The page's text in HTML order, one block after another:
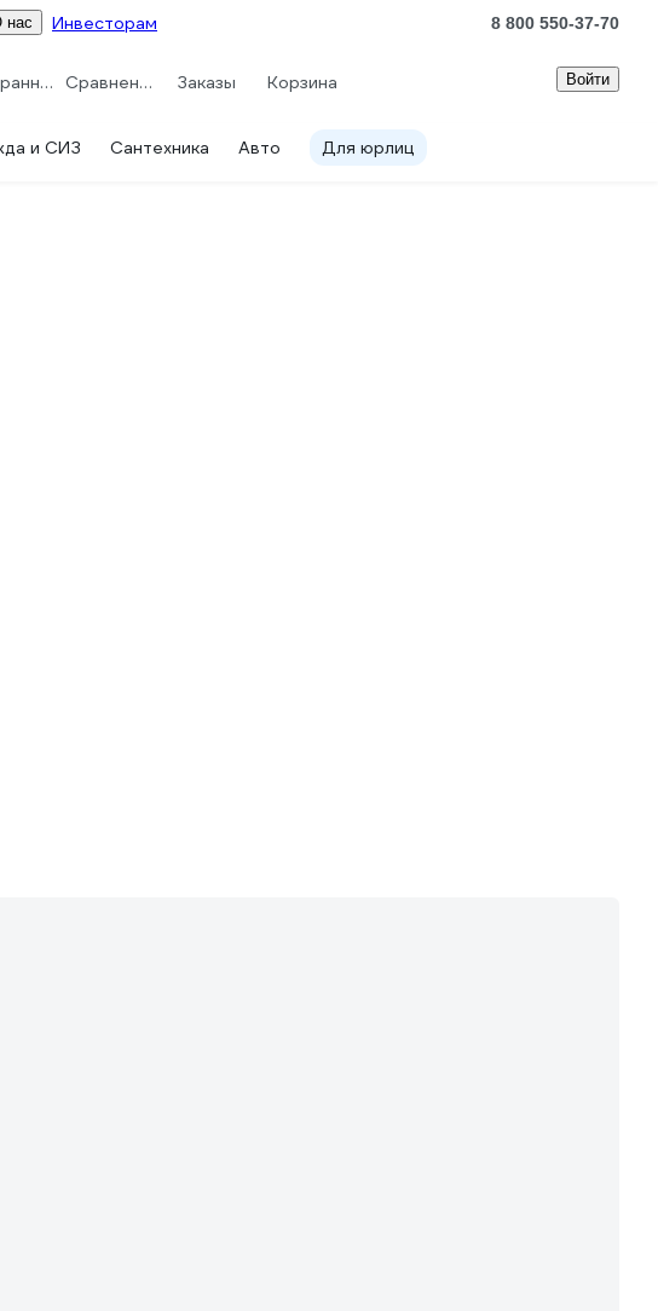
нас Инвесторам 8 800 550-37-70
Избранное Сравнение Заказы Корзина Войти
и СИЗ Сантехника Авто Для юрлиц